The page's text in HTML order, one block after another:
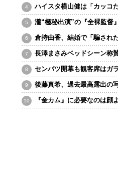
ハイスタ横山健は「カッコ
瀧“極秘出演”の『全裸監督
倉持由香、結婚で「騙され
長澤まさみベッドシーン称
センバツ開幕も観客席はガ
後藤真希、過去最高露出の
『金カム』に必要なのは顔